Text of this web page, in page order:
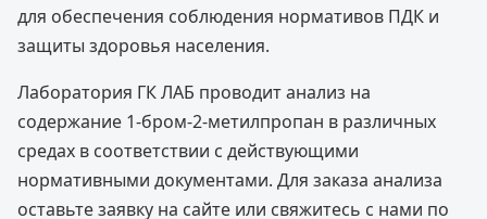
для обеспечения соблюдения нормативов ПДК и
защиты здоровья населения.
Лаборатория ГК ЛАБ проводит анализ на
содержание 1-бром-2-метилпропан в различных
средах в соответствии с действующими
нормативными документами. Для заказа анализа
оставьте заявку на сайте или свяжитесь с нами по